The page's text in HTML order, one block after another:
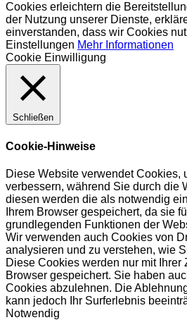
Cookies erleichtern die
der Nutzung unserer Dienste,
einverstanden, dass wir Cookies
Einstellungen Mehr Informationen
Cookie Einwilligung
Schließen
Cookie-Hinweise
Diese Website verwendet Cookies,
verbessern, während Sie durch die
diesen werden die als notwendig
Ihrem Browser gespeichert, da sie
grundlegenden Funktionen der
Wir verwenden auch Cookies von
analysieren und zu verstehen, wie
Diese Cookies werden nur mit Ihrer
Browser gespeichert. Sie haben
Cookies abzulehnen. Die
kann jedoch Ihr Surferlebnis
Notwendig